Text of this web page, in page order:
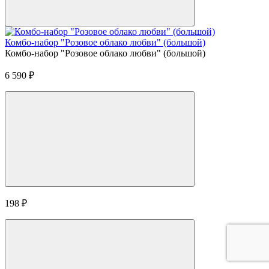
Комбо-набор "Розовое облако любви" (большой)
Комбо-набор "Розовое облако любви" (большой)
6 590 ₽
198 ₽